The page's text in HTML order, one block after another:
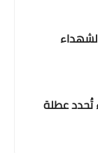
تُحدد عطلة